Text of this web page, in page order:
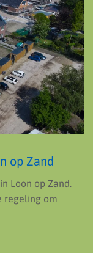
op Zand
Loon op Zand.
regeling om